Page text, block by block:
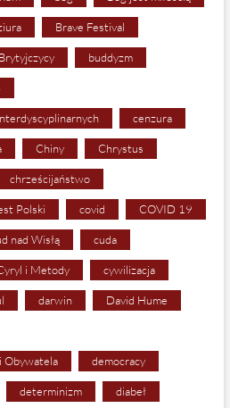
Brave Festival
Brytyjczycy buddyzm
cenzura
Chiny Chrystus
chrześcijaństwo
Polski covid COVID 19
nad Wisłą cuda
i Metody cywilizacja
darwin David Hume
Obywatela democracy
determinizm diabeł